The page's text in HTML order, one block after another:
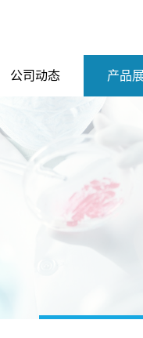
公司动态 产品